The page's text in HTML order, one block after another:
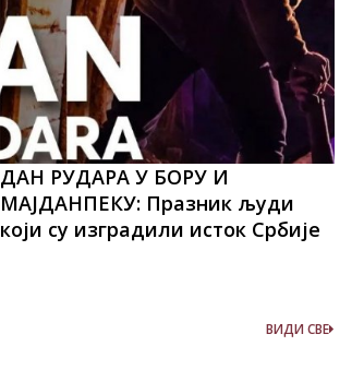
ДАН РУДАРА У БОРУ И
МАЈДАНПЕКУ: Празник људи
који су изградили исток Србије
ВИДИ СВЕ